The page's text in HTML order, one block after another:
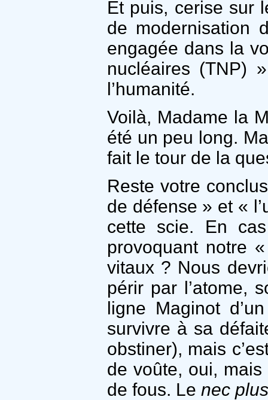
Et puis, cerise sur
de modernisation
engagée dans la
nucléaires (TNP)
l’humanité.
Voilà, Madame la
été un peu long.
fait le tour de la
Reste votre
de défense » et «
cette scie. En
provoquant notre
vitaux ? Nous
périr par l’atome,
ligne Maginot
survivre à sa
obstiner), mais
de voûte, oui,
de fous. Le nec